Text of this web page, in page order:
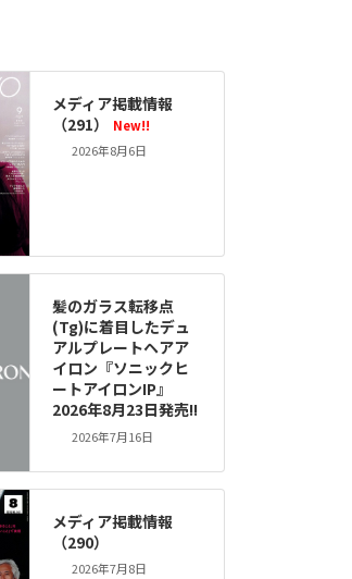
メディア掲載情報
（291）
New!!
2026年8月6日
髪のガラス転移点
(Tg)に着目したデュ
アルプレートヘアア
イロン『ソニックヒ
ートアイロンIP』
2026年8月23日発売!!
2026年7月16日
メディア掲載情報
（290）
2026年7月8日